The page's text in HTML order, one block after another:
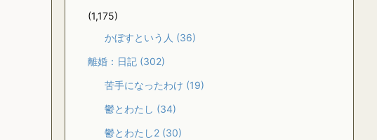
(1,175)
かぼすという人 (36)
離婚：日記 (302)
苦手になったわけ (19)
鬱とわたし (34)
鬱とわたし2 (30)